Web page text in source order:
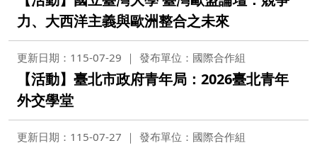
力、大西洋主義與歐洲整合之未來
更新日期：115-07-29 發布單位：國際合作組
【活動】臺北市政府青年局：2026臺北青年
外交學堂
更新日期：115-07-27 發布單位：國際合作組